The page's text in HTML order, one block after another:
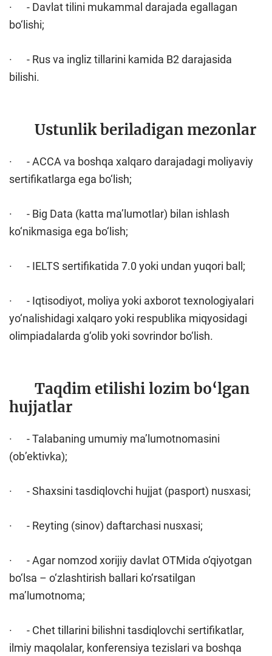
· - Davlat tilini mukammal darajada egallagan
bo‘lishi;
· - Rus va ingliz tillarini kamida B2 darajasida
bilishi.
Ustunlik beriladigan mezonlar
· - ACCA va boshqa xalqaro darajadagi moliyaviy
sertifikatlarga ega bo‘lish;
· - Big Data (katta ma’lumotlar) bilan ishlash
ko‘nikmasiga ega bo‘lish;
· - IELTS sertifikatida 7.0 yoki undan yuqori ball;
· - Iqtisodiyot, moliya yoki axborot texnologiyalari
yo‘nalishidagi xalqaro yoki respublika miqyosidagi
olimpiadalarda g‘olib yoki sovrindor bo‘lish.
Taqdim etilishi lozim bo‘lgan
hujjatlar
· - Talabaning umumiy ma’lumotnomasini
(ob’ektivka);
· - Shaxsini tasdiqlovchi hujjat (pasport) nusxasi;
· - Reyting (sinov) daftarchasi nusxasi;
· - Agar nomzod xorijiy davlat OTMida o‘qiyotgan
bo‘lsa – o‘zlashtirish ballari ko‘rsatilgan
ma’lumotnoma;
· - Chet tillarini bilishni tasdiqlovchi sertifikatlar,
ilmiy maqolalar, konferensiya tezislari va boshqa